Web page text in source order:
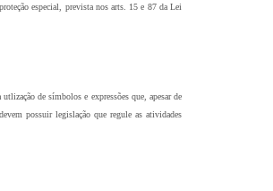
especial, prevista nos arts. 15 e 87 da Lei
de símbolos e expressões que, apesar de
possuir legislação que regule as atividades